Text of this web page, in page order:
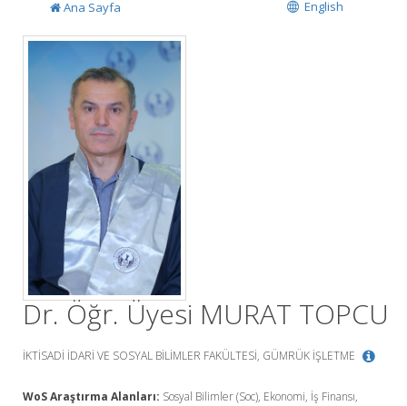
English
Ana Sayfa
Dr. Öğr. Üyesi MURAT TOPCU
İKTİSADİ İDARİ VE SOSYAL BİLİMLER FAKÜLTESİ, GÜMRÜK İŞLETME
WoS Araştırma Alanları: Sosyal Bilimler (Soc), Ekonomi, İş Finansı,